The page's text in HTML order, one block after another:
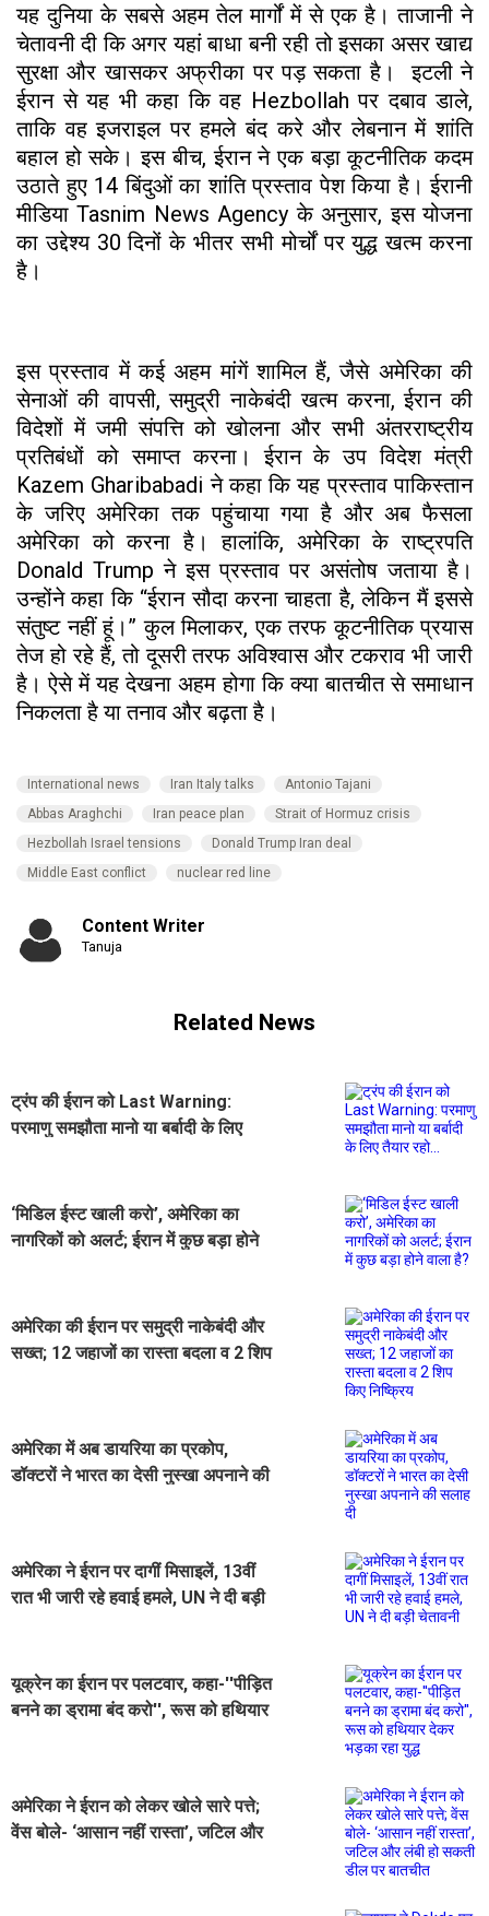
यह दुनिया के सबसे अहम तेल मार्गों में से एक है। ताजानी ने
चेतावनी दी कि अगर यहां बाधा बनी रही तो इसका असर खाद्य
सुरक्षा और खासकर अफ्रीका पर पड़ सकता है। इटली ने
ईरान से यह भी कहा कि वह Hezbollah पर दबाव डाले,
ताकि वह इजराइल पर हमले बंद करे और लेबनान में शांति
बहाल हो सके। इस बीच, ईरान ने एक बड़ा कूटनीतिक कदम
उठाते हुए 14 बिंदुओं का शांति प्रस्ताव पेश किया है। ईरानी
मीडिया Tasnim News Agency के अनुसार, इस योजना
का उद्देश्य 30 दिनों के भीतर सभी मोर्चों पर युद्ध खत्म करना
है।
इस प्रस्ताव में कई अहम मांगें शामिल हैं, जैसे अमेरिका की
सेनाओं की वापसी, समुद्री नाकेबंदी खत्म करना, ईरान की
विदेशों में जमी संपत्ति को खोलना और सभी अंतरराष्ट्रीय
प्रतिबंधों को समाप्त करना। ईरान के उप विदेश मंत्री
Kazem Gharibabadi ने कहा कि यह प्रस्ताव पाकिस्तान
के जरिए अमेरिका तक पहुंचाया गया है और अब फैसला
अमेरिका को करना है। हालांकि, अमेरिका के राष्ट्रपति
Donald Trump ने इस प्रस्ताव पर असंतोष जताया है।
उन्होंने कहा कि “ईरान सौदा करना चाहता है, लेकिन मैं इससे
संतुष्ट नहीं हूं।” कुल मिलाकर, एक तरफ कूटनीतिक प्रयास
तेज हो रहे हैं, तो दूसरी तरफ अविश्वास और टकराव भी जारी
है। ऐसे में यह देखना अहम होगा कि क्या बातचीत से समाधान
निकलता है या तनाव और बढ़ता है।
International news Iran Italy talks
Antonio Tajani
Abbas Araghchi
Iran peace plan
Strait of Hormuz crisis
Hezbollah Israel tensions
Donald Trump Iran deal
Middle East conflict
nuclear red line
Content Writer
Tanuja
Related News
ट्रंप की ईरान को Last Warning:
परमाणु समझौता मानो या बर्बादी के लिए
‘मिडिल ईस्ट खाली करो’, अमेरिका का
नागरिकों को अलर्ट; ईरान में कुछ बड़ा होने
अमेरिका की ईरान पर समुद्री नाकेबंदी और
सख्त; 12 जहाजों का रास्ता बदला व 2 शिप
अमेरिका में अब डायरिया का प्रकोप,
डॉक्टरों ने भारत का देसी नुस्खा अपनाने की
अमेरिका ने ईरान पर दागीं मिसाइलें, 13वीं
रात भी जारी रहे हवाई हमले, UN ने दी बड़ी
यूक्रेन का ईरान पर पलटवार, कहा-''पीड़ित
बनने का ड्रामा बंद करो'', रूस को हथियार
अमेरिका ने ईरान को लेकर खोले सारे पत्ते;
वेंस बोले- ‘आसान नहीं रास्ता’, जटिल और